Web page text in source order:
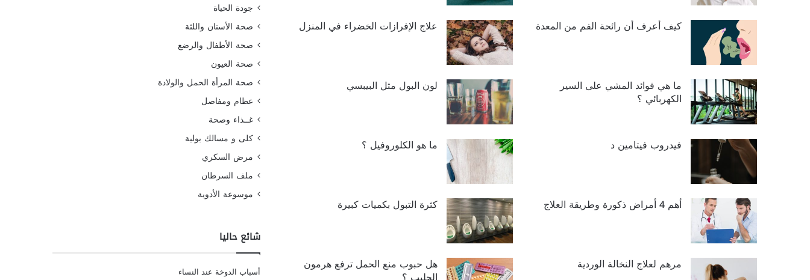
كيف أعرف أن رائحة الفم من المعدة علاج الإفرازات الخضراء في المنزل
ما هي فوائد المشي على السير
الكهربائي ؟
لون البول مثل البيبسي
فيدروب فيتامين د ما هو الكلوروفيل ؟
أهم 4 أمراض ذكورة وطريقة العلاج كثرة التبول بكميات كبيرة
مرهم لعلاج النخالة الوردية هل حبوب منع الحمل ترفع هرمون
جودة الحياة
صحة الأسنان واللثة
صحة الأطفال والرضع
صحة العيون
صحة المرأة الحمل والولادة
عظام ومفاصل
غــذاء وصحة
كلى و مسالك بولية
مرض السكري
ملف السرطان
موسوعة الأدوية
شائع حاليا
أسباب الدوخة عند النساء